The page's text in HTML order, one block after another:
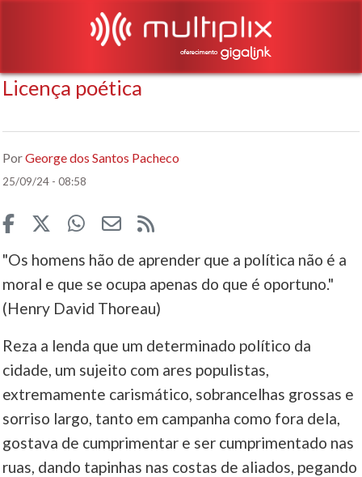
Licença poética
PorGeorge dos Santos Pacheco
25/09/24 - 08:58
"Os homens hão de aprender que a política não é a
moral e que se ocupa apenas do que é oportuno."
(Henry David Thoreau)
Reza a lenda que um determinado político da
cidade, um sujeito com ares populistas,
extremamente carismático, sobrancelhas grossas e
sorriso largo, tanto em campanha como fora dela,
gostava de cumprimentar e ser cumprimentado nas
ruas, dando tapinhas nas costas de aliados, pegando